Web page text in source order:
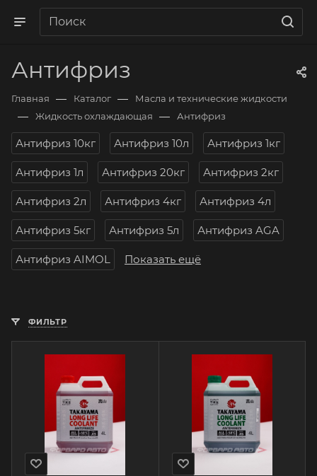
Антифриз
Главная — Каталог — Масла и технические жидкости
— Жидкость охлаждающая — Антифриз
Антифриз 10кг Антифриз 10л Антифриз 1кг
Антифриз 1л Антифриз 20кг Антифриз 2кг
Антифриз 2л Антифриз 4кг Антифриз 4л
Антифриз 5кг Антифриз 5л Антифриз AGA
Антифриз AIMOL Показать ещё
ФИЛЬТР